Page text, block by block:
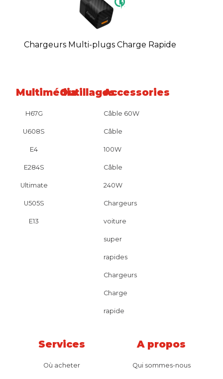
Chargeurs Multi-plugs Charge Rapide
Multimédia
H67G
U608S
E4
E284S
Ultimate
U505S
E13
OutillagesAccessories
Câble 60W
Câble
100W
Câble
240W
Chargeurs
voiture
super
rapides
Chargeurs
Charge
rapide
Services
Où acheter
A propos
Qui sommes-nous